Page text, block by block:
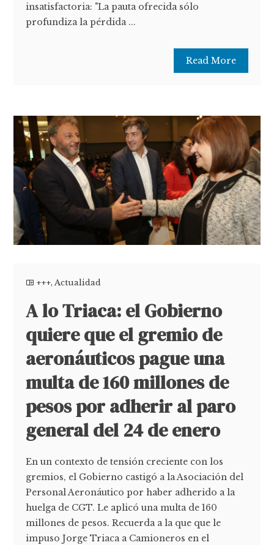
insatisfactoria: "La pauta ofrecida sólo
profundiza la pérdida ...
Read More
+++,Actualidad
A lo Triaca: el Gobierno
quiere que el gremio de
aeronáuticos pague una
multa de 160 millones de
pesos por adherir al paro
general del 24 de enero
En un contexto de tensión creciente con los
gremios, el Gobierno castigó a la Asociación del
Personal Aeronáutico por haber adherido a la
huelga de CGT. Le aplicó una multa de 160
millones de pesos. Recuerda a la que que le
impuso Jorge Triaca a Camioneros en el